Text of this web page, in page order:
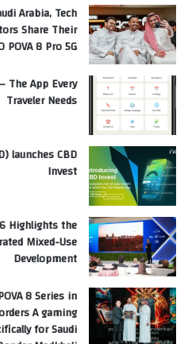
Arabia, Tech
Share Their
8 Pro 5G
The App Every
Traveler Needs
launches CBD
Invest
Highlights the
Mixed-Use
Development
8 Series in
A gaming
for Saudi